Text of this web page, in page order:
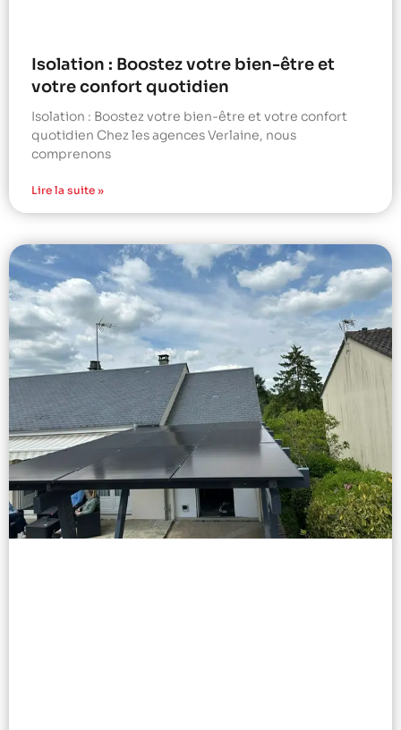
Isolation : Boostez votre bien-être et
votre confort quotidien
Isolation : Boostez votre bien-être et votre confort
quotidien Chez les agences Verlaine, nous
comprenons
Lire la suite »